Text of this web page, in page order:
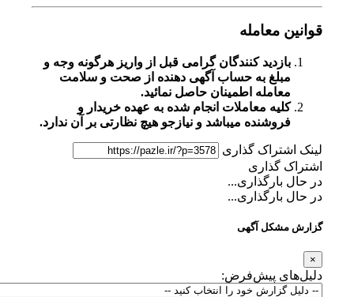
قوانین معامله
بازدید کنندگان گرامی قبل از واریز هرگونه وجه و
مبلغ به حساب آگهی دهنده از صحت و سلامت
معامله اطمینان حاصل نمائید.
کلیه معاملات انجام شده به عهده خریدار و
فروشنده میباشد و نیازجو هیچ نظارتی بر آن ندارد.
لینک اشتراک گذاری
اشتراک گذاری
در حال بارگذاری...
در حال بارگذاری...
گزارش مشکل آگهی
دلیل‌های پیش‌فرض: